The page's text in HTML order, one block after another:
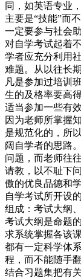
同，如英语专业
主要是“技能”而
一定要参与社会
对自学考试起着
学者应充分利用
难题。从以往长
凡是参加过培训
生的及格率要高
适当参加一些有
因为老师所掌握
是规范化的，所
阔自学者的思路
问题，而老师往
请教，以不耻下
傲的优良品德和学
自学考试所开设
组成：考试大纲
考试大纲是命题
求系统掌握各该
都有一定科学体
程，而不能随手
结合习题集把有